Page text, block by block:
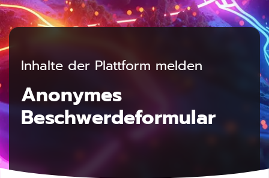
Inhalte der Plattform melden
Anonymes
Beschwerde­formular